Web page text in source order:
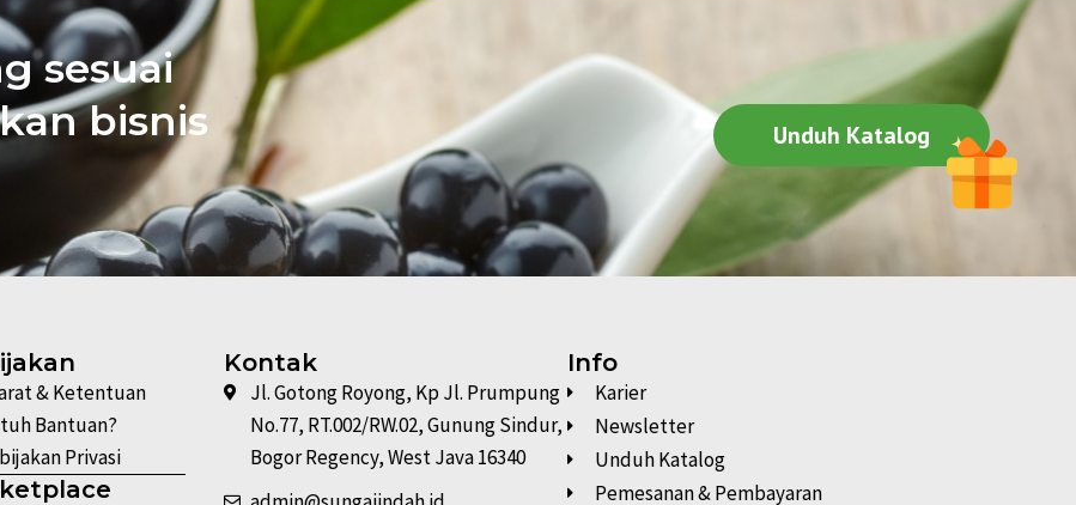
sesuai
bisnis
Unduh Katalog
& Ketentuan
Bantuan?
Privasi
Kontak
Jl. Gotong Royong, Kp Jl. Prumpung
No.77, RT.002/RW.02, Gunung Sindur,
Bogor Regency, West Java 16340
Info
Karier
Newsletter
Unduh Katalog
Pemesanan & Pembayaran